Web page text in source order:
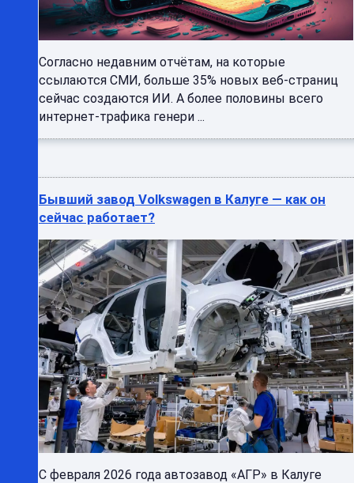
Согласно недавним отчётам, на которые
ссылаются СМИ, больше 35% новых веб-страниц
сейчас создаются ИИ. А более половины всего
интернет-трафика генери ...
Бывший завод Volkswagen в Калуге — как он
сейчас работает?
С февраля 2026 года автозавод «АГР» в Калуге